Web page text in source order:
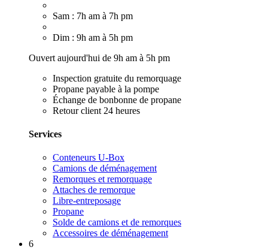
Sam : 7h am à 7h pm
Dim : 9h am à 5h pm
Ouvert aujourd'hui de 9h am à 5h pm
Inspection gratuite du remorquage
Propane payable à la pompe
Échange de bonbonne de propane
Retour client 24 heures
Services
Conteneurs U-Box
Camions de déménagement
Remorques et remorquage
Attaches de remorque
Libre-entreposage
Propane
Solde de camions et de remorques
Accessoires de déménagement
6